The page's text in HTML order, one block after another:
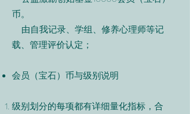
币。
由自我记录、学组、修养心理师等记
载、管理评价认定；
会员（宝石）币与级别说明
级别划分的每项都有详细量化指标，合